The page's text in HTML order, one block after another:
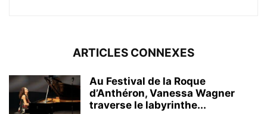
ARTICLES CONNEXES
Au Festival de la Roque
d’Anthéron, Vanessa Wagner
traverse le labyrinthe...